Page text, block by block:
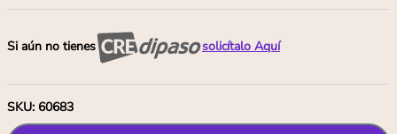
Si aún no tienes solicítalo Aquí
SKU: 60683